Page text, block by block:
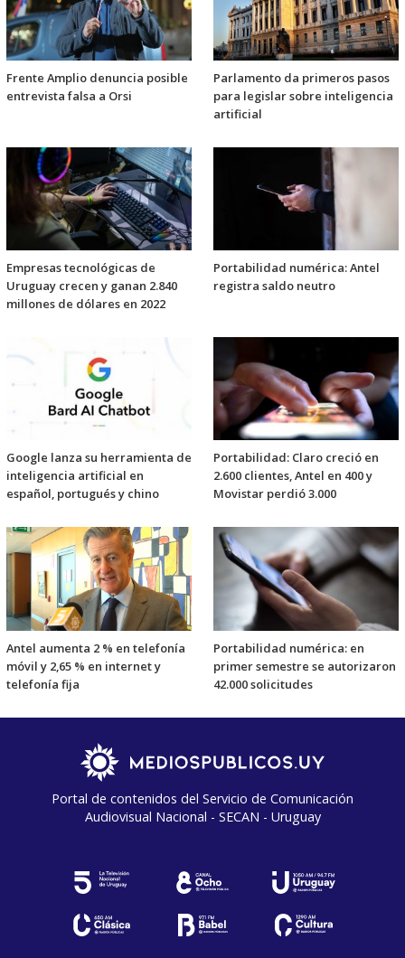
Frente Amplio denuncia posible
entrevista falsa a Orsi
Parlamento da primeros pasos
para legislar sobre inteligencia
artificial
Empresas tecnológicas de
Uruguay crecen y ganan 2.840
millones de dólares en 2022
Portabilidad numérica: Antel
registra saldo neutro
Google lanza su herramienta de
inteligencia artificial en
español, portugués y chino
Portabilidad: Claro creció en
2.600 clientes, Antel en 400 y
Movistar perdió 3.000
Antel aumenta 2 % en telefonía
móvil y 2,65 % en internet y
telefonía fija
Portabilidad numérica: en
primer semestre se autorizaron
42.000 solicitudes
Portal de contenidos del Servicio de Comunicación
Audiovisual Nacional - SECAN - Uruguay